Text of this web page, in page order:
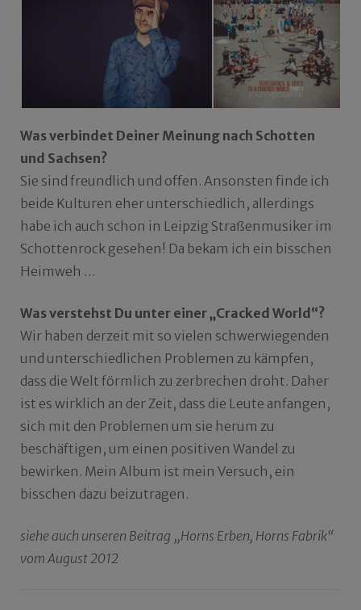
Was verbindet Deiner Meinung nach Schotten
und Sachsen?
Sie sind freundlich und offen. Ansonsten finde ich
beide Kulturen eher unterschiedlich, allerdings
habe ich auch schon in Leipzig Straßenmusiker im
Schottenrock gesehen! Da bekam ich ein bisschen
Heimweh …
Was verstehst Du unter einer „Cracked World“?
Wir haben derzeit mit so vielen schwerwiegenden
und unterschiedlichen Problemen zu kämpfen,
dass die Welt förmlich zu zerbrechen droht. Daher
ist es wirklich an der Zeit, dass die Leute anfangen,
sich mit den Problemen um sie herum zu
beschäftigen, um einen positiven Wandel zu
bewirken. Mein Album ist mein Versuch, ein
bisschen dazu beizutragen.
siehe auch unseren Beitrag „Horns Erben, Horns Fabrik“
vom August 2012